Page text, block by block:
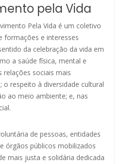
pela Vida
Pela Vida é um coletivo
formações e interesses
da celebração da vida em
a saúde física, mental e
relações sociais mais
o respeito à diversidade cultural
ao meio ambiente; e, nas
de pessoas, entidades
órgãos públicos mobilizados
mais justa e solidária dedicada